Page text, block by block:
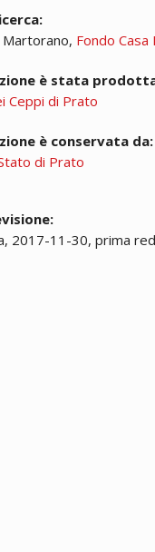
Martorano, Fondo
è stata
Ceppi di Prato
è conservata da:
di Prato
2017-11-30, prima